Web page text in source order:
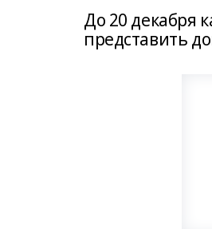
До 20 декабря
представить